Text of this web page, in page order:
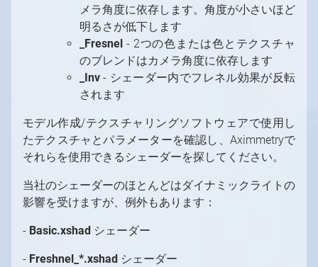
メラ角度に依存します。角度が小さいほど
明るさが低下します
_Fresnel - 2つの色または色とテクスチャ
のブレンドはカメラ角度に依存します
_Inv - シェーダー内でフレネル効果が反転
されます
モデル作成/テクスチャリングソフトウェアで使用し
たテクスチャとパラメーターを確認し、Aximmetryで
それらを使用できるシェーダーを探してください。
当社のシェーダーのほとんどはダイナミックライトの
影響を受けますが、例外もあります：
- Basic.xshad シェーダー
- Freshnel_*.xshad シェーダー